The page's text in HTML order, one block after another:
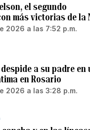
el segundo
más victorias de la
2026 a las 7:52 p.m.
a su padre en
en Rosario
2026 a las 3:28 p.m.